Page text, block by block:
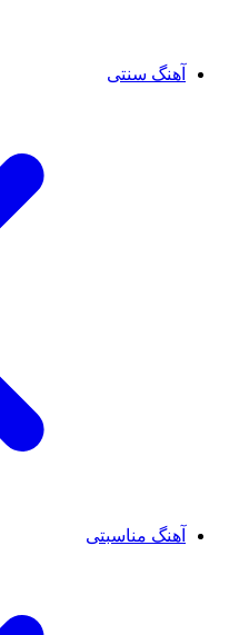
آهنگ سنتی
آهنگ مناسبتی